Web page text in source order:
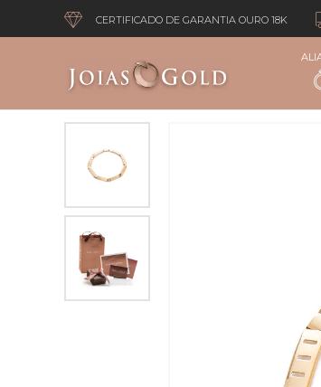
CERTIFICADO DE GARANTIA OURO 18K